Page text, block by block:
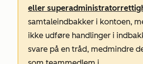
eller
samtaleindbakker i kontoen,
ikke udføre handlinger i
svare på en tråd, medmindre